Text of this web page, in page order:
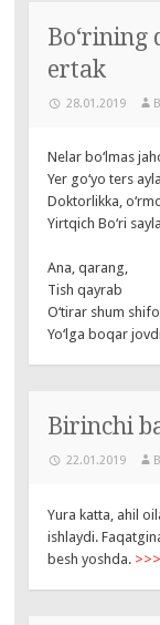
Bo‘rining
ertak
28.01.2019
Nelar bo‘lmas
Yer go‘yo ters
Doktorlikka,
Yirtqich Bo‘ri
Ana, qarang,
Tish qayrab
O‘tirar shum
Yo‘lga boqar
Birinchi
22.01.2019
Yura katta, ahil
ishlaydi.
besh yoshda.